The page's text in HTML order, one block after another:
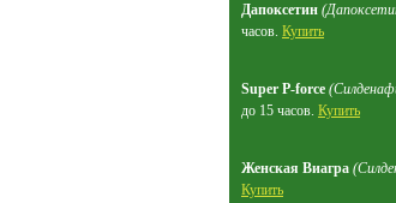
Дапоксетин
часов. Купить
Super P-force
до 15 часов. Купить
Женская Виагра
Купить